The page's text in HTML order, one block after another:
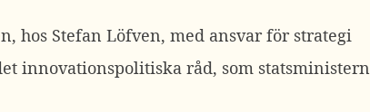
hos Stefan Löfven, med ansvar för strategi
innovationspolitiska råd, som statsministern